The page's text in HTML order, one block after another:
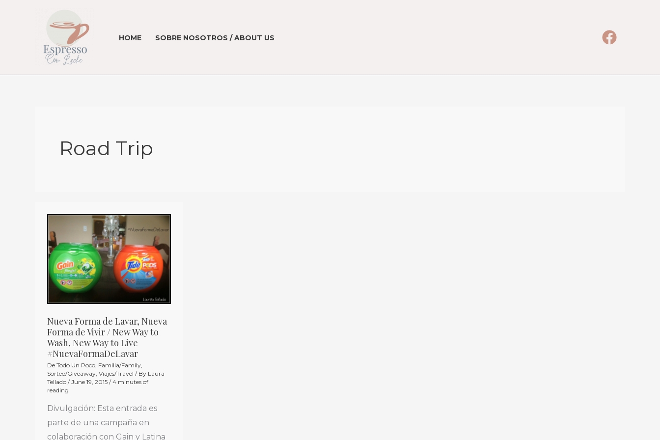
HOME SOBRE NOSOTROS / ABOUT US
Road Trip
Nueva Forma de Lavar, Nueva
Forma de Vivir / New Way to
Wash, New Way to Live
#NuevaFormaDeLavar
De Todo Un Poco, Familia/Family,
Sorteo/Giveaway, Viajes/Travel / By Laura
Tellado /June 19, 2015 /4 minutes of
reading
Divulgación: Esta entrada es
parte de una campaña en
colaboración con Gain y Latina
Forma
de
Lavar,
Nueva
Forma
de
Vivir
/
New
Way
to
Wash,
New
Way
to